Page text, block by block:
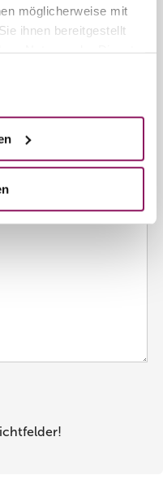
möglicherweise mit
ihnen bereitgestellt